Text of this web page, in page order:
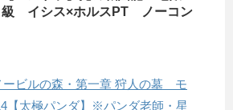
級 イシス×ホルスPT ノーコン
ービルの森・第一章 狩人の墓 モ
【太極パンダ】※パンダ老師・星